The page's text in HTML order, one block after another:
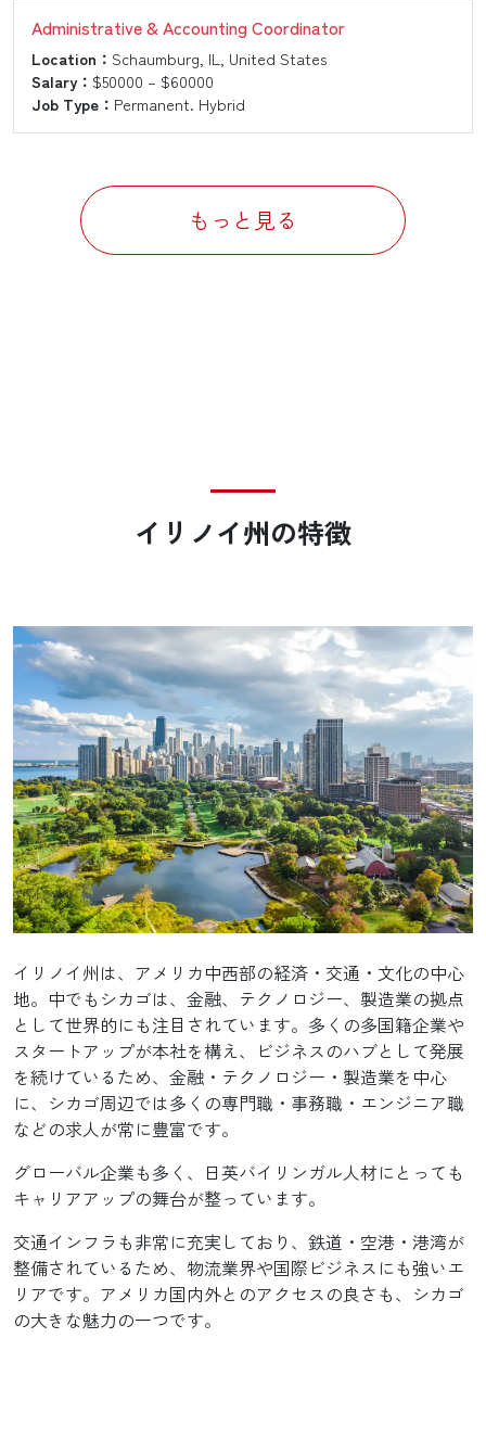
Administrative & Accounting Coordinator
Location： Schaumburg, IL, United States
Salary： $50000 – $60000
Job Type： Permanent. Hybrid
もっと見る
イリノイ州の特徴
イリノイ州は、アメリカ中西部の経済・交通・文化の中心
地。中でもシカゴは、金融、テクノロジー、製造業の拠点
として世界的にも注目されています。多くの多国籍企業や
スタートアップが本社を構え、ビジネスのハブとして発展
を続けているため、金融・テクノロジー・製造業を中心
に、シカゴ周辺では多くの専門職・事務職・エンジニア職
などの求人が常に豊富です。
グローバル企業も多く、日英バイリンガル人材にとっても
キャリアアップの舞台が整っています。
交通インフラも非常に充実しており、鉄道・空港・港湾が
整備されているため、物流業界や国際ビジネスにも強いエ
リアです。アメリカ国内外とのアクセスの良さも、シカゴ
の大きな魅力の一つです。